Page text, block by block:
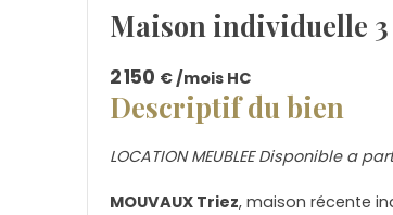
Maison individuelle
2 150 € /mois HC
Descriptif du bien
LOCATION MEUBLEE Disponible a
MOUVAUX Triez, maison récente